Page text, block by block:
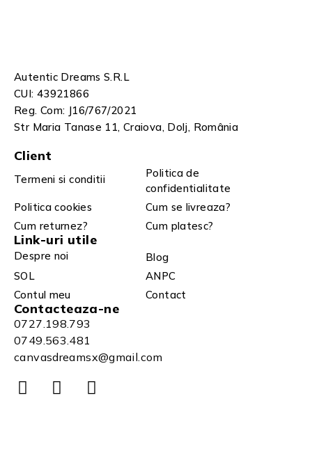
Autentic Dreams S.R.L
CUI: 43921866
Reg. Com: J16/767/2021
Str Maria Tanase 11, Craiova, Dolj, România
Client
Termeni si conditii
Politica de
confidentialitate
Politica cookies
Cum se livreaza?
Cum returnez?
Cum platesc?
Link-uri utile
Despre noi
Blog
SOL
ANPC
Contul meu
Contact
Contacteaza-ne
0727.198.793
0749.563.481
canvasdreamsx@gmail.com